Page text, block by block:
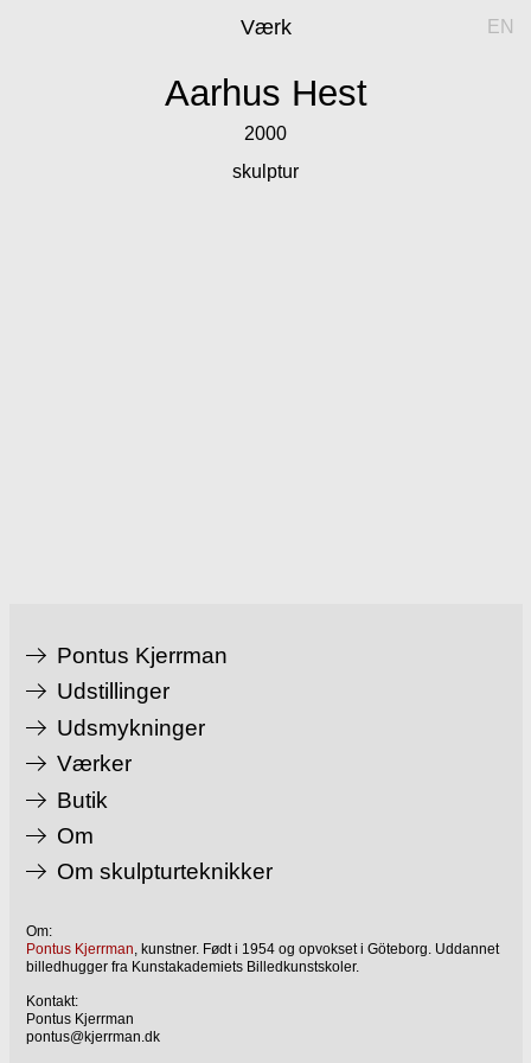
Værk EN
Aarhus Hest
2000
skulptur
Pontus Kjerrman
Udstillinger
Udsmykninger
Værker
Butik
Om
Om skulpturteknikker
Om:
Pontus Kjerrman, kunstner. Født i 1954 og opvokset i Göteborg. Uddannet
billedhugger fra Kunstakademiets Billedkunstskoler.
Kontakt:
Pontus Kjerrman
pontus@kjerrman.dk